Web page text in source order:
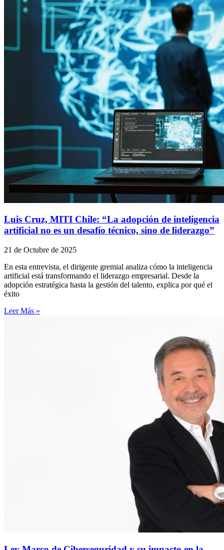
Luis Cruz, MITI Chile: “La adopción de inteligencia
artificial no es un desafío técnico, sino de liderazgo”
21 de Octubre de 2025
En esta entrevista, el dirigente gremial analiza cómo la inteligencia
artificial está transformando el liderazgo empresarial. Desde la
adopción estratégica hasta la gestión del talento, explica por qué el
éxito
Leer Más »